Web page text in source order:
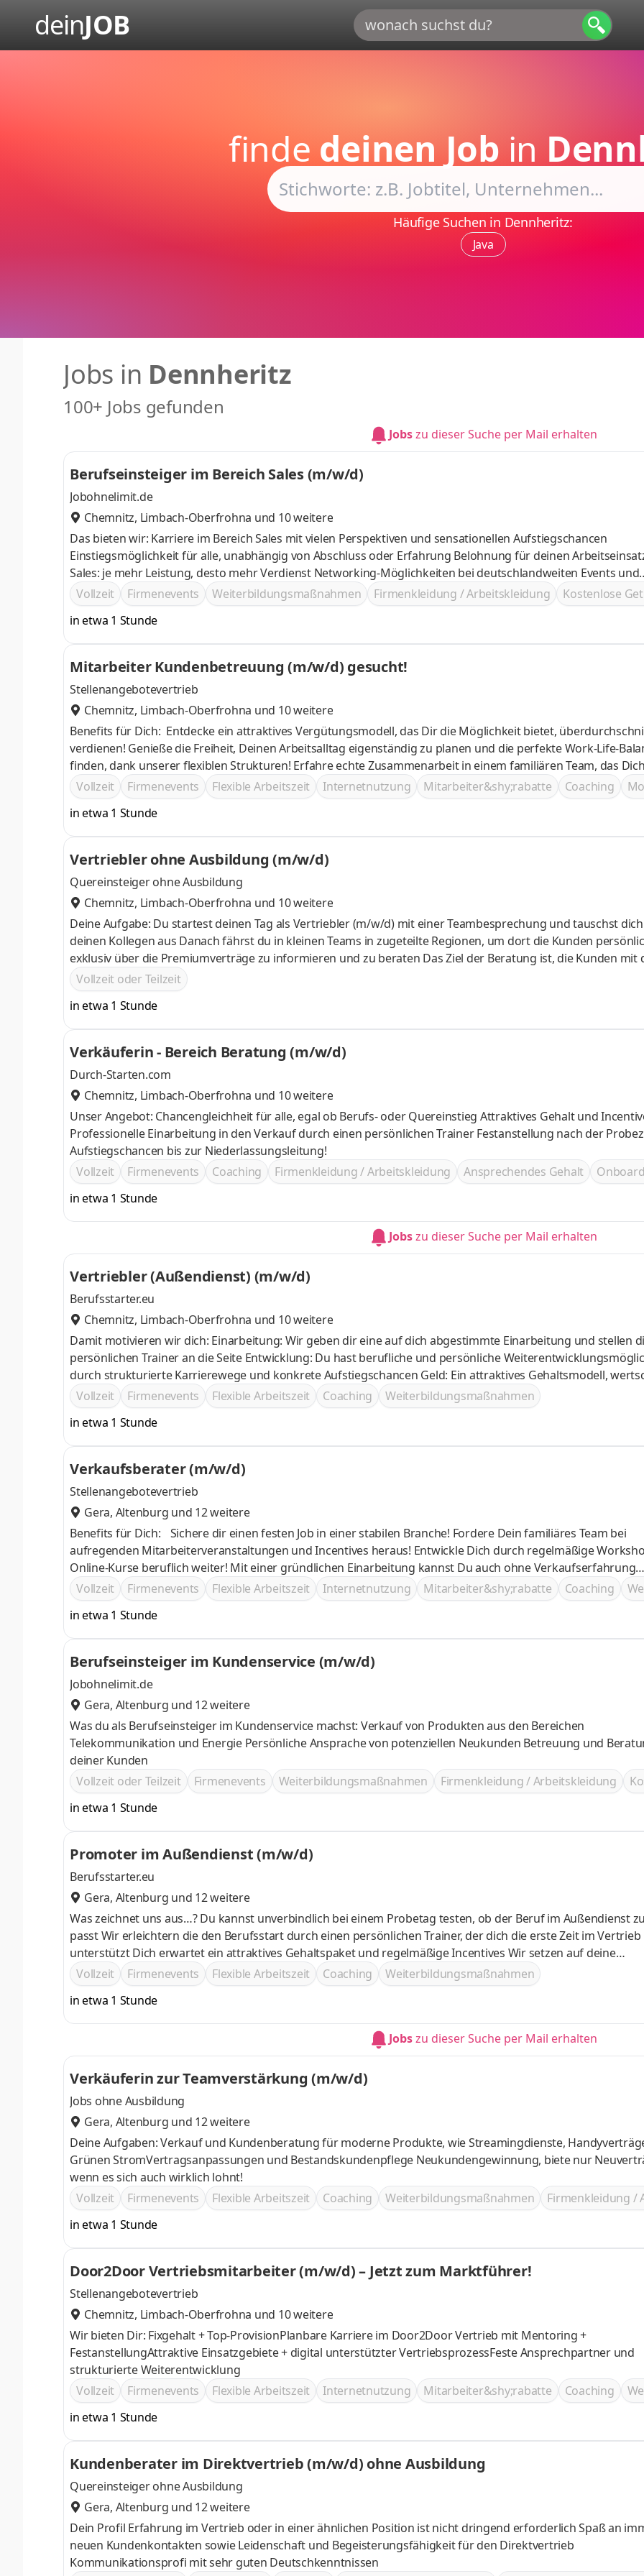
deinJOB
finde deinen Job in
Häufige Suchen in Dennheritz:
Java
Jobs in Dennheritz
100+ Jobs gefunden
Jobszu dieser Suche per Mail erhalten
Berufseinsteiger im Bereich Sales (m/w/d)
Jobohnelimit.de
Chemnitz, Limbach-Oberfrohna und 10 weitere
Das bieten wir: Karriere im Bereich Sales mit vielen Perspektiven und sensationellen Aufstiegschancen
Einstiegsmöglichkeit für alle, unabhängig von Abschluss oder Erfahrung Belohnung für deinen Arbeitseinsatz im
Sales: je mehr Leistung, desto mehr Verdienst Networking-Möglichkeiten bei deutschlandweiten Events und
spannenden Incentive-Reisen Möglichkeit zur Vertiefung des Wissens durch E-Learning-Kurse, Schulungen und
Workshops
Vollzeit Firmenevents Weiterbildungsmaßnahmen Firmenkleidung / Arbeitskleidung Kostenlose
in etwa 1 Stunde
Mitarbeiter Kundenbetreuung (m/w/d) gesucht!
Stellenangebotevertrieb
Chemnitz, Limbach-Oberfrohna und 10 weitere
Benefits für Dich: Entdecke ein attraktives Vergütungsmodell, das Dir die Möglichkeit bietet, überdurchschnittlich zu
verdienen! Genieße die Freiheit, Deinen Arbeitsalltag eigenständig zu planen und die perfekte Work-Life-Balance zu
finden, dank unserer flexiblen Strukturen! Erfahre echte Zusammenarbeit in einem familiären Team, das Dich täglich
unterstützt und dafür sorgt, dass die Arbeit immer Spaß macht! Erweitere Dein Wissen und Deine Fähigkeiten durch
unsere hochwertigen Produktschulungen!
Vollzeit Firmenevents Flexible Arbeitszeit Internetnutzung Mitarbeiter&shy;rabatte Coaching
in etwa 1 Stunde
Vertriebler ohne Ausbildung (m/w/d)
Quereinsteiger ohne Ausbildung
Chemnitz, Limbach-Oberfrohna und 10 weitere
Deine Aufgabe: Du startest deinen Tag als Vertriebler (m/w/d) mit einer Teambesprechung und tauschst
deinen Kollegen aus Danach fährst du in kleinen Teams in zugeteilte Regionen, um dort die Kunden persönlich und
exklusiv über die Premiumverträge zu informieren und zu beraten Das Ziel der Beratung ist, die Kunden mit deinem
Know How zu überzeugen und ihnen den bestmöglichen Vertrag anzubieten oder auch bestehende Verträge
optimieren
Vollzeit oder Teilzeit
in etwa 1 Stunde
Verkäuferin - Bereich Beratung (m/w/d)
Durch-Starten.com
Chemnitz, Limbach-Oberfrohna und 10 weitere
Unser Angebot: Chancengleichheit für alle, egal ob Berufs- oder Quereinstieg Attraktives Gehalt und Incentives
Professionelle Einarbeitung in den Verkauf durch einen persönlichen Trainer Festanstellung nach der Probezeit Hohe
Aufstiegschancen bis zur Niederlassungsleitung!
Vollzeit
Firmenevents Coaching Firmenkleidung / Arbeitskleidung Ansprechendes Gehalt
in etwa 1 Stunde
Jobszu dieser Suche per Mail erhalten
Vertriebler (Außendienst) (m/w/d)
Berufsstarter.eu
Chemnitz, Limbach-Oberfrohna und 10 weitere
Damit motivieren wir dich: Einarbeitung: Wir geben dir eine auf dich abgestimmte Einarbeitung und stellen dir deinen
persönlichen Trainer an die Seite Entwicklung: Du hast berufliche und persönliche Weiterentwicklungsmöglichkeiten
durch strukturierte Karrierewege und konkrete Aufstiegschancen Geld: Ein attraktives Gehaltsmodell,
deine Arbeit und Ergebnisse Team: Teamgeist wird groß geschrieben - Du wirst Teil eines starken und
multikulturellen Teams, das sich gegenseitig unterstützt und motiviert
Vollzeit Firmenevents Flexible Arbeitszeit Coaching
Weiterbildungsmaßnahmen
in etwa 1 Stunde
Verkaufsberater (m/w/d)
Stellenangebotevertrieb
Gera, Altenburg und 12 weitere
Benefits für Dich: Sichere dir einen festen Job in einer stabilen Branche! Fordere Dein familiäres Team bei
aufregenden Mitarbeiterveranstaltungen und Incentives heraus! Entwickle Dich durch regelmäßige Workshops und
Online-Kurse beruflich weiter! Mit einer gründlichen Einarbeitung kannst Du auch ohne Verkaufserfahrung
erfolgreich Karriere machen! Plane Deinen Arbeitstag flexibel nach Deinen eigenen Wünschen!
Vollzeit Firmenevents Flexible Arbeitszeit Internetnutzung Mitarbeiter&shy;rabatte Coaching
in etwa 1 Stunde
Berufseinsteiger im Kundenservice (m/w/d)
Jobohnelimit.de
Gera, Altenburg und 12 weitere
Was du als Berufseinsteiger im Kundenservice machst: Verkauf von Produkten aus den Bereichen
Telekommunikation und Energie Persönliche Ansprache von potenziellen Neukunden Betreuung und
deiner Kunden
Vollzeit oder Teilzeit
Firmenevents Weiterbildungsmaßnahmen Firmenkleidung / Arbeitskleidung
in etwa 1 Stunde
Promoter im Außendienst (m/w/d)
Berufsstarter.eu
Gera, Altenburg und 12 weitere
Was zeichnet uns aus…? Du kannst unverbindlich bei einem Probetag testen, ob der Beruf im Außendienst zu dir
passt Wir erleichtern die den Berufsstart durch einen persönlichen Trainer, der dich die erste Zeit im Vertrieb
unterstützt Dich erwartet ein attraktives Gehaltspaket und regelmäßige Incentives Wir setzen auf deine
Weiterentwicklung durch Workshops und Weiterbildungen – auch dein IHK-Zertifikat kannst du bei uns
Vollzeit Firmenevents Flexible Arbeitszeit Coaching
Weiterbildungsmaßnahmen
in etwa 1 Stunde
Jobszu dieser Suche per Mail erhalten
Verkäuferin zur Teamverstärkung (m/w/d)
Jobs ohne Ausbildung
Gera, Altenburg und 12 weitere
Deine Aufgaben: Verkauf und Kundenberatung für moderne Produkte, wie Streamingdienste,
Grünen StromVertragsanpassungen und Bestandskundenpflege Neukundengewinnung, biete nur Neuverträge an,
wenn es sich auch wirklich lohnt!
Vollzeit
Firmenevents Flexible Arbeitszeit Coaching Weiterbildungsmaßnahmen Firmenkleidung /
in etwa 1 Stunde
Door2Door Vertriebsmitarbeiter (m/w/d) – Jetzt zum Marktführer!
Stellenangebotevertrieb
Chemnitz, Limbach-Oberfrohna und 10 weitere
Wir bieten Dir: Fixgehalt + Top-ProvisionPlanbare Karriere im Door2Door Vertrieb mit Mentoring +
FestanstellungAttraktive Einsatzgebiete + digital unterstützter VertriebsprozessFeste Ansprechpartner und
strukturierte Weiterentwicklung
Vollzeit
Firmenevents Flexible Arbeitszeit Internetnutzung Mitarbeiter&shy;rabatte Coaching
in etwa 1 Stunde
Kundenberater im Direktvertrieb (m/w/d) ohne Ausbildung
Quereinsteiger ohne Ausbildung
Gera, Altenburg und 12 weitere
Dein Profil Erfahrung im Vertrieb oder in einer ähnlichen Position ist nicht dringend erforderlich Spaß an immer
neuen Kundenkontakten sowie Leidenschaft und Begeisterungsfähigkeit für den Direktvertrieb
Kommunikationsprofi mit sehr guten Deutschkenntnissen